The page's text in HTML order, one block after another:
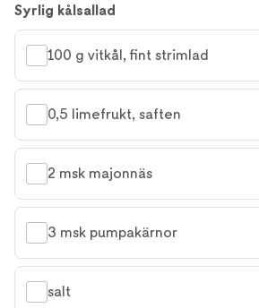
Syrlig kålsallad
100 g vitkål, fint strimlad
0,5 limefrukt, saften
2 msk majonnäs
3 msk pumpakärnor
salt